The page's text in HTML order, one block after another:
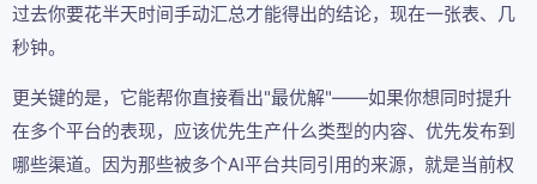
过去你要花半天时间手动汇总才能得出的结论，现在一张表、几
秒钟。
更关键的是，它能帮你直接看出"最优解"——如果你想同时提升
在多个平台的表现，应该优先生产什么类型的内容、优先发布到
哪些渠道。因为那些被多个AI平台共同引用的来源，就是当前权